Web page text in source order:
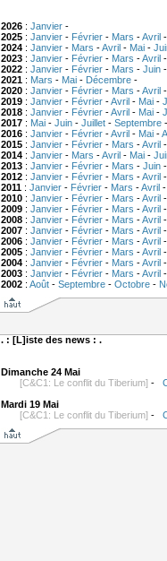
2026: Janvier-
2025: Janvier- Février- Mars -Avril
2024: Janvier- Mars -Avril- Mai-
2023: Janvier- Février- Mars -Avril
2022: Janvier- Février- Mars - Juin
2021: Mars - Mai- Décembre-
2020: Janvier- Février- Mars -Avril
2019: Janvier- Février-Avril- Mai-
2018: Janvier- Février-Avril- Mai-
2017: Mai- Juin- Juillet- Septembre
2016: Janvier- Février-Avril- Mai-
2015: Janvier- Février- Mars -Avril
2014: Janvier- Mars -Avril- Mai-
2013: Janvier- Février- Mars - Juin
2012: Janvier- Février- Mars -Avril
2011: Janvier- Février- Mars -Avril
2010: Janvier- Février- Mars -Avril
2009: Janvier- Février- Mars -Avril
2008: Janvier- Février- Mars -Avril
2007: Janvier- Février- Mars -Avril
2006: Janvier- Février- Mars -Avril
2005: Janvier- Février- Mars -Avril
2004: Janvier- Février- Mars -Avril
2003: Janvier- Février- Mars -Avril
2002: Août- Septembre- Octobre-
. : [L]iste des news : .
Dimanche 24 Mai
[C&C1: Le conflit du Tiberium] -
Mardi 19 Mai
[C&C1: Le conflit du Tiberium] -